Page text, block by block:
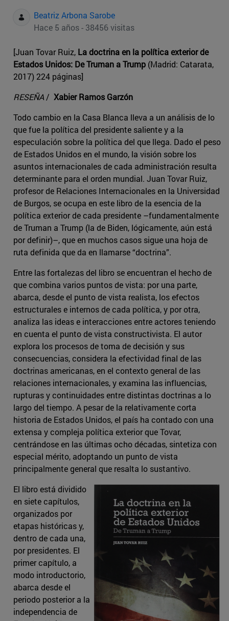
Beatriz Arbona Sarobe
Hace 5 años - 38456 visitas
[Juan Tovar Ruiz, La doctrina en la política exterior de
Estados Unidos: De Truman a Trump (Madrid: Catarata,
2017) 224 páginas]
RESEÑA/ Xabier Ramos Garzón
Todo cambio en la Casa Blanca lleva a un análisis de lo
que fue la política del presidente saliente y a la
especulación sobre la política del que llega. Dado el peso
de Estados Unidos en el mundo, la visión sobre los
asuntos internacionales de cada administración resulta
determinante para el orden mundial. Juan Tovar Ruiz,
profesor de Relaciones Internacionales en la Universidad
de Burgos, se ocupa en este libro de la esencia de la
política exterior de cada presidente –fundamentalmente
de Truman a Trump (la de Biden, lógicamente, aún está
por definir)–, que en muchos casos sigue una hoja de
ruta definida que da en llamarse “doctrina”.
Entre las fortalezas del libro se encuentran el hecho de
que combina varios puntos de vista: por una parte,
abarca, desde el punto de vista realista, los efectos
estructurales e internos de cada política, y por otra,
analiza las ideas e interacciones entre actores teniendo
en cuenta el punto de vista constructivista. El autor
explora los procesos de toma de decisión y sus
consecuencias, considera la efectividad final de las
doctrinas americanas, en el contexto general de las
relaciones internacionales, y examina las influencias,
rupturas y continuidades entre distintas doctrinas a lo
largo del tiempo. A pesar de la relativamente corta
historia de Estados Unidos, el país ha contado con una
extensa y compleja política exterior que Tovar,
centrándose en las últimas ocho décadas, sintetiza con
especial mérito, adoptando un punto de vista
principalmente general que resalta lo sustantivo.
El libro está dividido
en siete capítulos,
organizados por
etapas históricas y,
dentro de cada una,
por presidentes. El
primer capítulo, a
modo introductorio,
abarca desde el
periodo posterior a la
independencia de